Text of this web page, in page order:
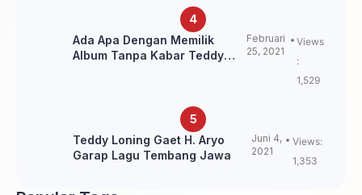
Ada Apa Dengan Memilik
Album Tanpa Kabar Teddy
Februari
25, 2021
Views
:
1,529
Teddy Loning Gaet H. Aryo
Garap Lagu Tembang Jawa
Juni 4,
2021
Views:
1,353